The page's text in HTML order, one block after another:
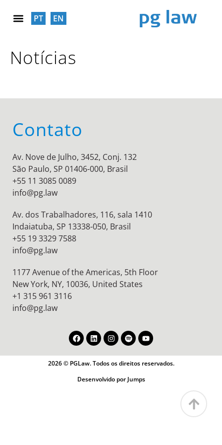
PT EN
Notícias
Contato
Av. Nove de Julho, 3452, Conj. 132
São Paulo, SP 01406-000, Brasil
+55 11 3085 0089
info@pg.law
Av. dos Trabalhadores, 116, sala 1410
Indaiatuba, SP 13338-050, Brasil
+55 19 3329 7588
info@pg.law
1177 Avenue of the Americas, 5th Floor
New York, NY, 10036, United States
+1 315 961 3116
info@pg.law
2026 © PGLaw. Todos os direitos reservados.
Desenvolvido por Jumps